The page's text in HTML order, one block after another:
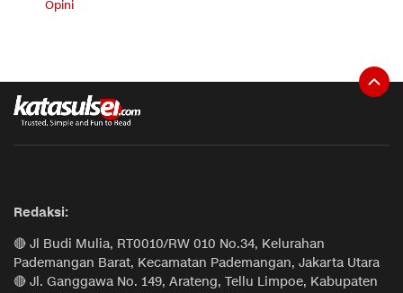
Opini
Redaksi:
🔴 Jl Budi Mulia, RT0010/RW 010 No.34, Kelurahan
Pademangan Barat, Kecamatan Pademangan, Jakarta Utara
🔴 Jl. Ganggawa No. 149, Arateng, Tellu Limpoe, Kabupaten